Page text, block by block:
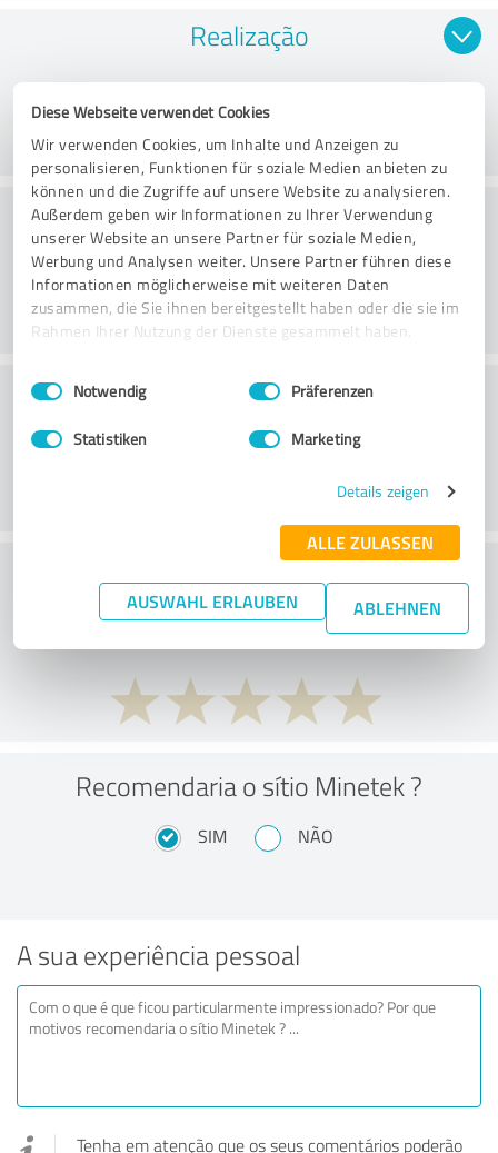
Diese Webseite verwendet Cookies
Wir verwenden Cookies, um Inhalte und Anzeigen zu
personalisieren, Funktionen für soziale Medien anbieten zu
können und die Zugriffe auf unsere Website zu analysieren.
Außerdem geben wir Informationen zu Ihrer Verwendung
unserer Website an unsere Partner für soziale Medien,
Werbung und Analysen weiter. Unsere Partner führen diese
Informationen möglicherweise mit weiteren Daten
zusammen, die Sie ihnen bereitgestellt haben oder die sie im
Rahmen Ihrer Nutzung der Dienste gesammelt haben.
Impressum Datenschutzbestimmungen
Einwilligungsauswahl
Notwendig Präferenzen
Statistiken Marketing
Details zeigen
ALLE ZULASSEN
AUSWAHL ERLAUBEN ABLEHNEN
Realização
Consultoria
Serviço ao cliente
O que acha da relação
preço/desempenho?
Recomendaria o sítio Minetek ?
SIM NÃO
A sua experiência pessoal
Tenha em atenção que os seus comentários poderão